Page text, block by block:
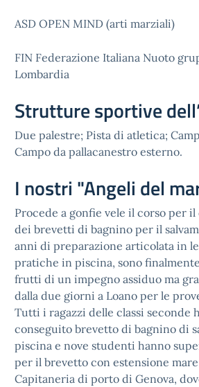
ASD OPEN MIND (arti marziali)
FIN Federazione Italiana Nuoto
Lombardia
Strutture sportive
Due palestre; Pista di atletica;
Campo da pallacanestro esterno.
I nostri "Angeli del
Procede a gonfie vele il corso per
dei brevetti di bagnino per il
anni di preparazione articolata in
pratiche in piscina, sono
frutti di un impegno assiduo ma
dalla due giorni a Loano per le
Tutti i ragazzi delle classi seconde
conseguito brevetto di bagnino di
piscina e nove studenti hanno
per il brevetto con estensione mare
Capitaneria di porto di Genova,